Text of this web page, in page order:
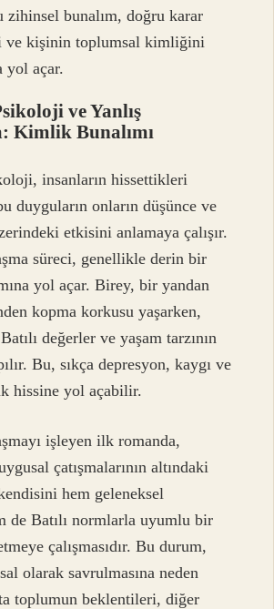
zihinsel bunalım, doğru karar
ve kişinin toplumsal kimliğini
yol açar.
ve Yanlış
Kimlik Bunalımı
insanların hissettikleri
duyguların onların düşünce ve
etkisini anlamaya çalışır.
süreci, genellikle derin bir
yol açar. Birey, bir yandan
kopma korkusu yaşarken,
değerler ve yaşam tarzının
Bu, sıkça depresyon, kaygı ve
hissine yol açabilir.
işleyen ilk romanda,
çatışmalarının altındaki
hem geleneksel
de Batılı normlarla uyumlu bir
çalışmasıdır. Bu durum,
olarak savrulmasına neden
toplumun beklentileri, diğer